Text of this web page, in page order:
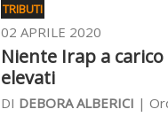
TRIBUTI
02 APRILE 2020
Niente Irap a
elevati
DI DEBORA ALBERICI |